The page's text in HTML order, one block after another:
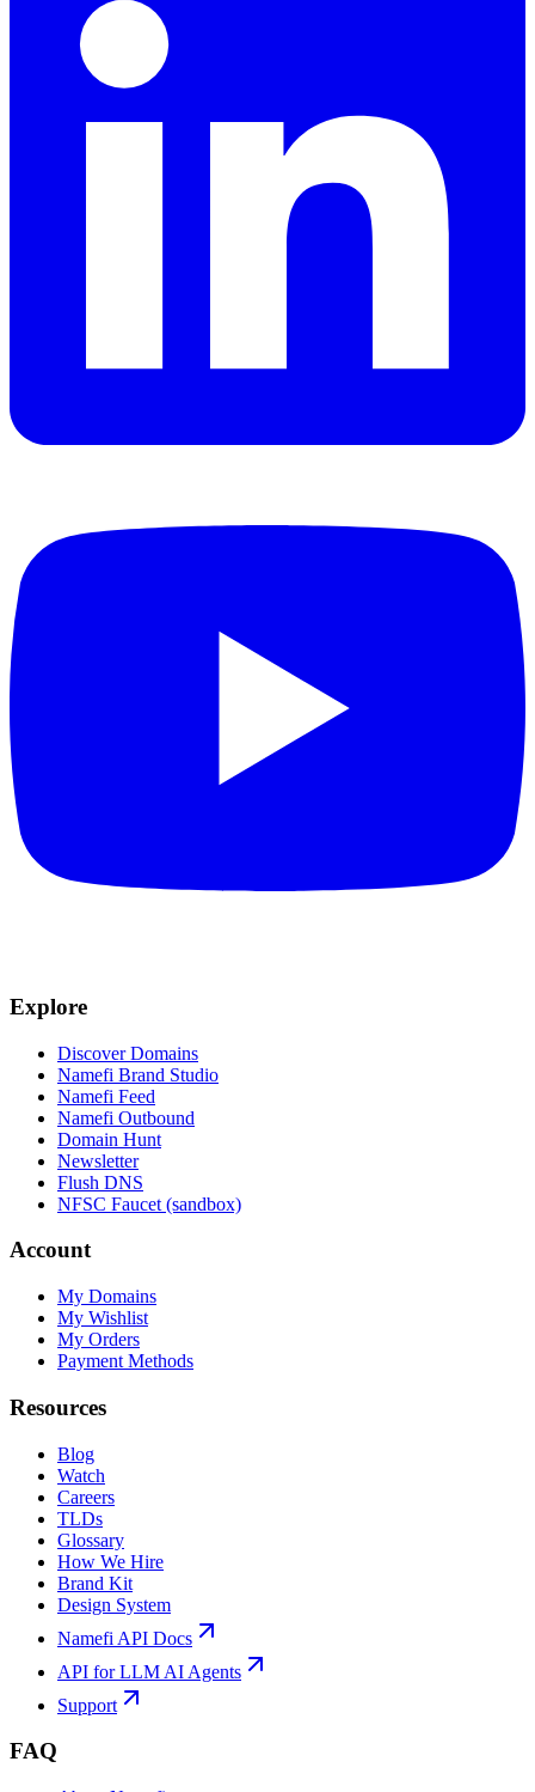
Explore
Discover Domains
Namefi Brand Studio
Namefi Feed
Namefi Outbound
Domain Hunt
Newsletter
Flush DNS
NFSC Faucet (sandbox)
Account
My Domains
My Wishlist
My Orders
Payment Methods
Resources
Blog
Watch
Careers
TLDs
Glossary
How We Hire
Brand Kit
Design System
Namefi API Docs
API for LLM AI Agents
Support
FAQ